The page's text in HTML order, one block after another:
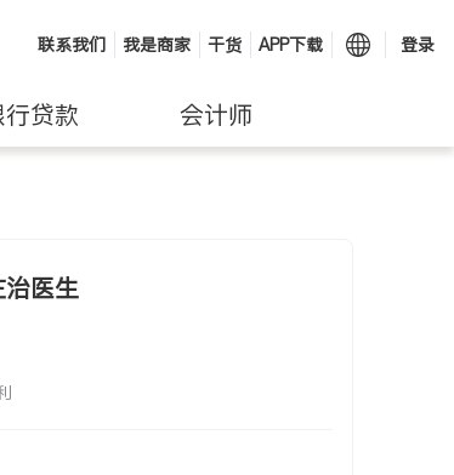
联系我们 我是商家 干货 APP下载 登录
贷款 会计师
治医生